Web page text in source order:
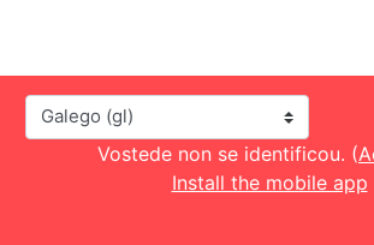
Idioma
Vostede non se identificou. (
Install the mobile app